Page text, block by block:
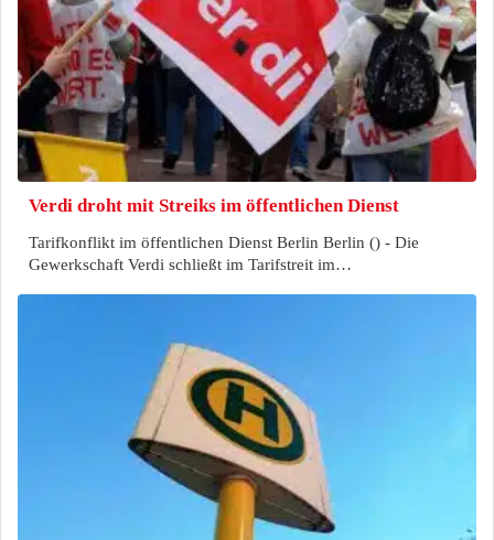
Verdi droht mit Streiks im öffentlichen Dienst
Tarifkonflikt im öffentlichen Dienst Berlin Berlin () - Die
Gewerkschaft Verdi schließt im Tarifstreit im…